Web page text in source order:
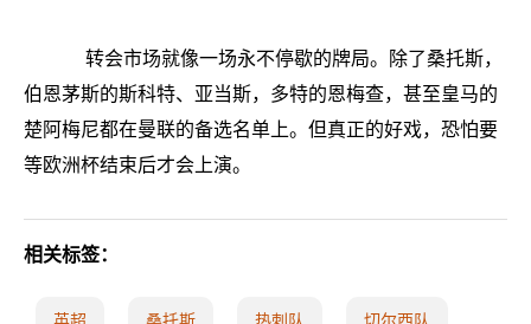
转会市场就像一场永不停歇的牌局。除了桑托斯，
伯恩茅斯的斯科特、亚当斯，多特的恩梅查，甚至皇马的
楚阿梅尼都在曼联的备选名单上。但真正的好戏，恐怕要
等欧洲杯结束后才会上演。
相关标签：